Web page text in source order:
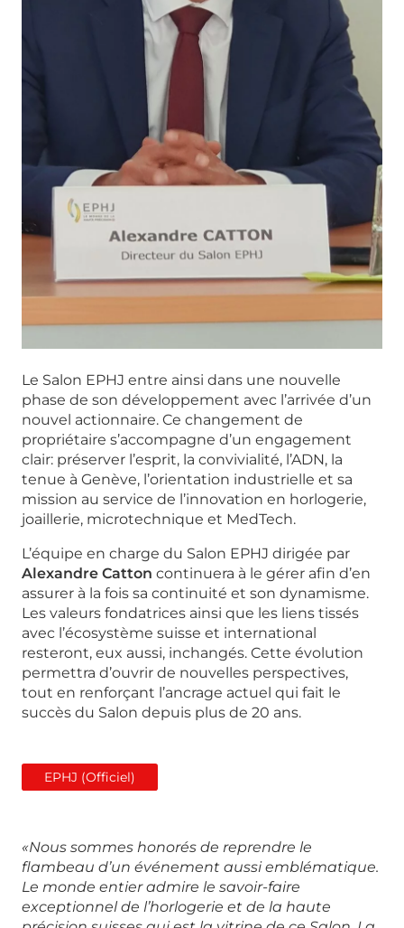
Le Salon EPHJ entre ainsi dans une nouvelle
phase de son développement avec l’arrivée d’un
nouvel actionnaire. Ce changement de
propriétaire s’accompagne d’un engagement
clair: préserver l’esprit, la convivialité, l’ADN, la
tenue à Genève, l’orientation industrielle et sa
mission au service de l’innovation en horlogerie,
joaillerie, microtechnique et MedTech.
L’équipe en charge du Salon EPHJ dirigée par
Alexandre Catton continuera à le gérer afin d’en
assurer à la fois sa continuité et son dynamisme.
Les valeurs fondatrices ainsi que les liens tissés
avec l’écosystème suisse et international
resteront, eux aussi, inchangés. Cette évolution
permettra d’ouvrir de nouvelles perspectives,
tout en renforçant l’ancrage actuel qui fait le
succès du Salon depuis plus de 20 ans.
EPHJ (Officiel)
«Nous sommes honorés de reprendre le
flambeau d’un événement aussi emblématique.
Le monde entier admire le savoir-faire
exceptionnel de l’horlogerie et de la haute